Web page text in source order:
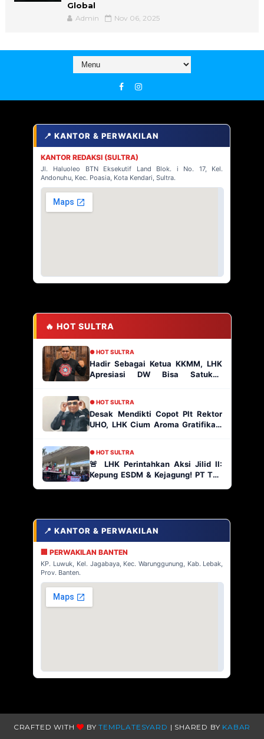
Global
Admin Nov 06, 2025
📍 KANTOR & PERWAKILAN
KANTOR REDAKSI (SULTRA)
Jl. Haluoleo BTN Eksekutif Land Blok. i No. 17, Kel.
Andonuhu, Kec. Poasia, Kota Kendari, Sultra.
🔥 HOT SULTRA
● HOT SULTRA
Hadir Sebagai Ketua KKMM, LHK
Apresiasi DW Bisa Satukan
● HOT SULTRA
Desak Mendikti Copot Plt Rektor
UHO, LHK Cium Aroma Gratifikasi
● HOT SULTRA
🚨 LHK Perintahkan Aksi Jilid II:
Kepung ESDM & Kejagung! PT TJA
📍 KANTOR & PERWAKILAN
🏢 PERWAKILAN BANTEN
KP. Luwuk, Kel. Jagabaya, Kec. Warunggunung, Kab. Lebak,
Prov. Banten.
CRAFTED WITH BYTEMPLATESYARD | SHARED BY KABAR